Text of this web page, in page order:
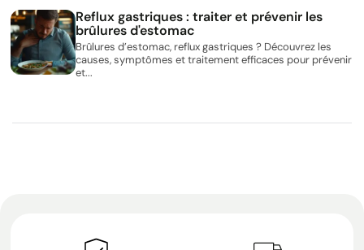
Reflux gastriques : traiter et prévenir les
brûlures d'estomac
Brûlures d’estomac, reflux gastriques ? Découvrez les
causes, symptômes et traitement efficaces pour prévenir
et...